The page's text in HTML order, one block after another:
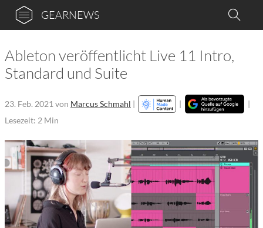
GEARNEWS
Ableton veröffentlicht Live 11 Intro,
Standard und Suite
23. Feb. 2021 von Marcus Schmahl | |
|
Lesezeit: 2 Min